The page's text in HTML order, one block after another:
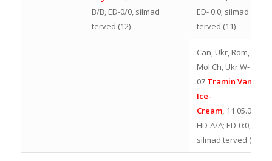
B/B, ED-0/0, silmad
terved (12)
ED- 0:0; silmad
terved (11)
Can, Ukr, Rom,
Mol Ch, Ukr W-
07 Tramin Vanilla
Ice-
Cream, 11.05.05,
HD-A/A; ED-0:0;
silmad terved (08)